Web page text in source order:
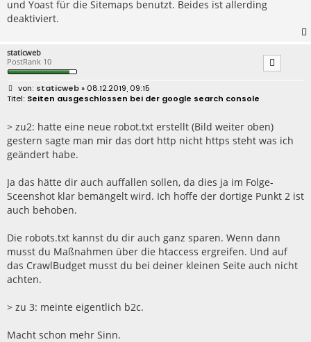
und Yoast für die Sitemaps benutzt. Beides ist allerding
deaktiviert.
staticweb
PostRank 10
B
e
r
a
g
staticweb» 08.12.2019, 09:15
Seiten ausgeschlossen bei der google search console
> zu2: hatte eine neue robot.txt erstellt (Bild weiter oben)
gestern sagte man mir das dort http nicht https steht was ich
geändert habe.
Ja das hätte dir auch auffallen sollen, da dies ja im Folge-
Sceenshot klar bemängelt wird. Ich hoffe der dortige Punkt 2 ist
auch behoben.
Die robots.txt kannst du dir auch ganz sparen. Wenn dann
musst du Maßnahmen über die htaccess ergreifen. Und auf
das CrawlBudget musst du bei deiner kleinen Seite auch nicht
achten.
> zu 3: meinte eigentlich b2c.
Macht schon mehr Sinn.